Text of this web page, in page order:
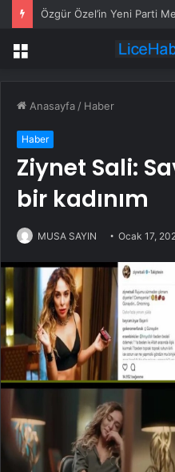
Menü
Anasayfa / Haber
Haber
Ziynet Sali:
bir kadınım
MUSA SAYIN Ocak 17,